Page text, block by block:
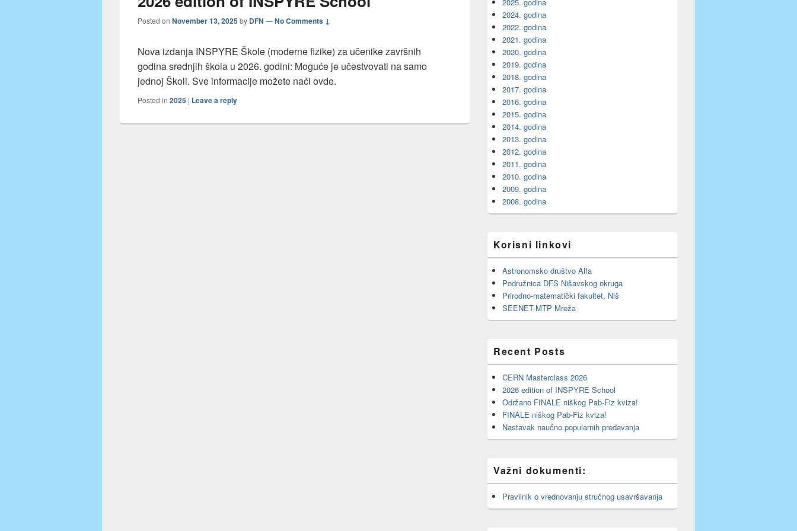
Posted on November 13, 2025by DFN —No Comments ↓
Nova izdanja INSPYRE Škole (moderne fizike) za učenike završnih
godina srednjih škola u 2026. godini: Moguće je učestvovati na samo
jednoj Školi. Sve informacije možete naći ovde.
Posted in 2025 | Leave a reply
2024. godina
2022. godina
2021. godina
2020. godina
2019. godina
2018. godina
2017. godina
2016. godina
2015. godina
2014. godina
2013. godina
2012. godina
2011. godina
2010. godina
2009. godina
2008. godina
Korisni linkovi
Astronomsko društvo Alfa
Podružnica DFS Nišavskog okruga
Prirodno-matematički fakultet, Niš
SEENET-MTP Mreža
Recent Posts
CERN Masterclass 2026
2026 edition of INSPYRE School
Održano FINALE niškog Pab-Fiz kviza!
FINALE niškog Pab-Fiz kviza!
Nastavak naučno popularnih predavanja
Važni dokumenti:
Pravilnik o vrednovanju stručnog usavršavanja